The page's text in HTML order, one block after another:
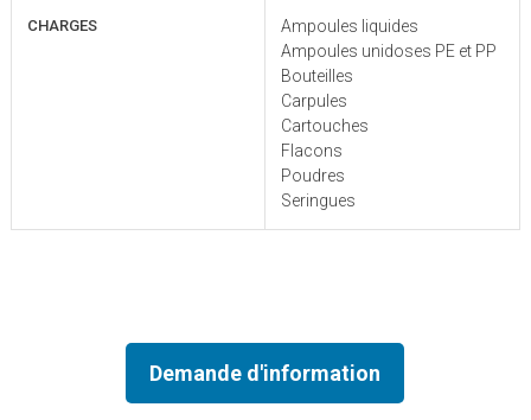
CHARGES
Ampoules liquides
Ampoules unidoses PE et PP
Bouteilles
Carpules
Cartouches
Flacons
Poudres
Seringues
Demande d'information